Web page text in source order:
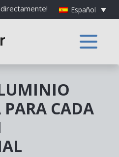
directamente! Español
CADA